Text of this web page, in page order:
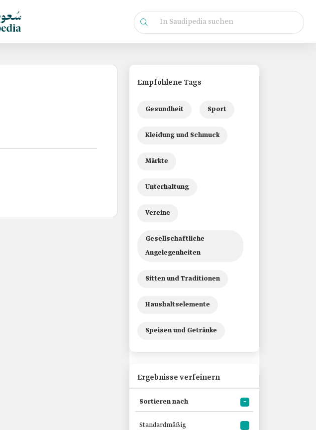
Empfohlene Tags
Gesundheit Sport
Kleidung und Schmuck
Märkte
Unterhaltung
Vereine
Gesellschaftliche
Angelegenheiten
Sitten und Traditionen
Haushaltselemente
Speisen und Getränke
Ergebnisse verfeinern
Sortieren nach
Standardmäßig